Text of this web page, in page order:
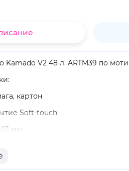
Kamado V2 48 л. ARTM39 по
картон
Soft-touch
мм